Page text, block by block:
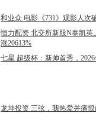
和业众 电影《731》观影人次
恒力配资 北交所新股N泰凯英
涨20613%
七星 超级杯：新帅首秀，
龙坤投资 三弦，我热爱并痛